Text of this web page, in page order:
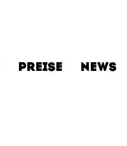
PREISE NEWS